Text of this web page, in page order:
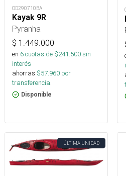
OD290710BA
Kayak 9R
Pyranha
$ 1.449.000
en 6cuotas de $241.500sin
interés
ahorras $57.960 por
transferencia.
Disponible
ÚLTIMA UNIDAD